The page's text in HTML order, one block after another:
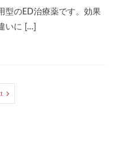
型のED治療薬です。効果
いに […]